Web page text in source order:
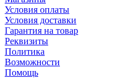
Условия оплаты
Условия доставки
Гарантия на товар
Реквизиты
Политика
Возможности
Помощь